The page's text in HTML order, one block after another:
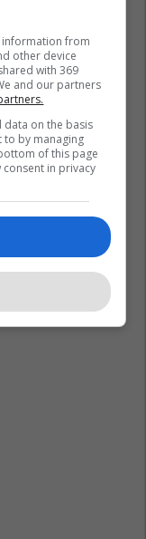
La Liga
from
other device
with 369
and our partners
data on the basis
to by managing
of this page
in privacy